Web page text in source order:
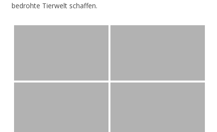
bedrohte Tierwelt schaffen.